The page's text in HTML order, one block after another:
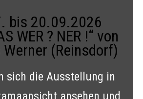
bis 20.09.2026
WER ? NER !“ von
(Reinsdorf)
sich die Ausstellung in
ansehen und